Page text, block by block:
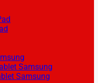
Samsung
Samsung